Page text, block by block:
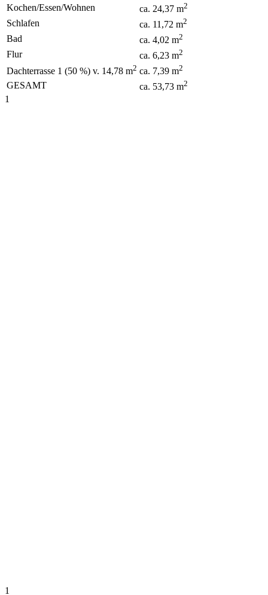
Kochen/Essen/Wohnen
ca. 24,37 m2
Schlafen ca. 11,72 m2
Bad ca. 4,02 m2
Flur ca. 6,23 m2
Dachterrasse 1 (50 %) v. 14,78 m2 ca. 7,39 m2
GESAMT ca. 53,73 m2
1
1